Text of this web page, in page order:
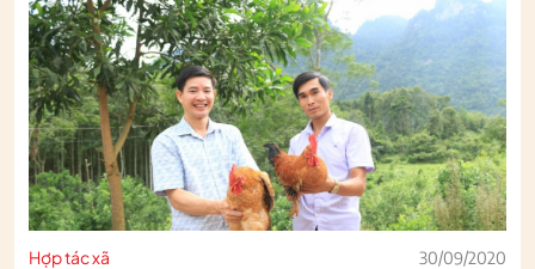
Hợp tác xã 30/09/2020